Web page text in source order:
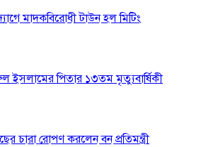
মাদকবিরোধী টাউন হল মিটিং
ইসলামের পিতার ১৩তম মৃত্যুবার্ষিকী
চারা রোপণ করলেন বন প্রতিমন্ত্রী